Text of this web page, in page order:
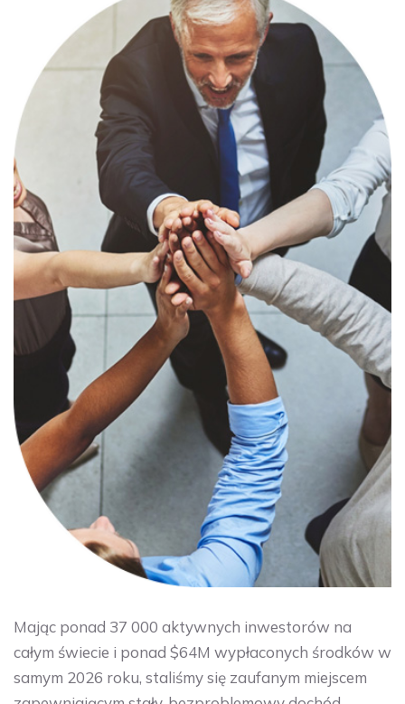
Mając ponad 37 000 aktywnych inwestorów na
całym świecie i ponad $64M wypłaconych środków w
samym 2026 roku, staliśmy się zaufanym miejscem